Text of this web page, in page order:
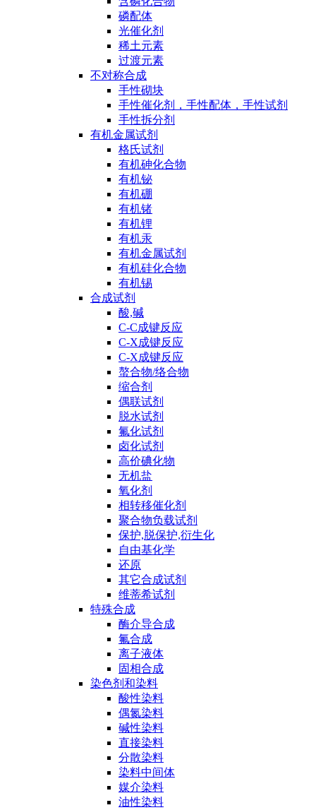
磷配体
光催化剂
稀土元素
过渡元素
不对称合成
手性砌块
手性催化剂，手性配体，手性试剂
手性拆分剂
有机金属试剂
格氏试剂
有机砷化合物
有机铋
有机硼
有机锗
有机锂
有机汞
有机金属试剂
有机硅化合物
有机锡
合成试剂
酸,碱
C-C成键反应
C-X成键反应
C-X成键反应
螯合物/络合物
缩合剂
偶联试剂
脱水试剂
氟化试剂
卤化试剂
高价碘化物
无机盐
氧化剂
相转移催化剂
聚合物负载试剂
保护,脱保护,衍生化
自由基化学
还原
其它合成试剂
维蒂希试剂
特殊合成
酶介导合成
氟合成
离子液体
固相合成
染色剂和染料
酸性染料
偶氮染料
碱性染料
直接染料
分散染料
染料中间体
媒介染料
油性染料